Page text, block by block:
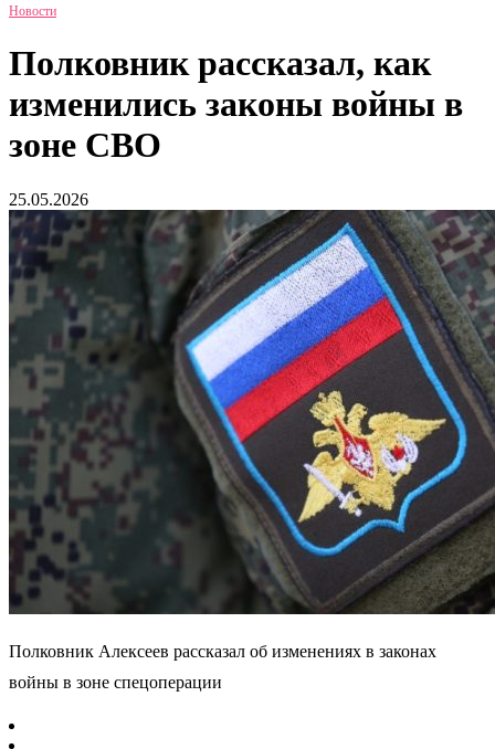
Новости
Полковник рассказал, как
изменились законы войны в
зоне СВО
25.05.2026
Полковник Алексеев рассказал об изменениях в законах
войны в зоне спецоперации